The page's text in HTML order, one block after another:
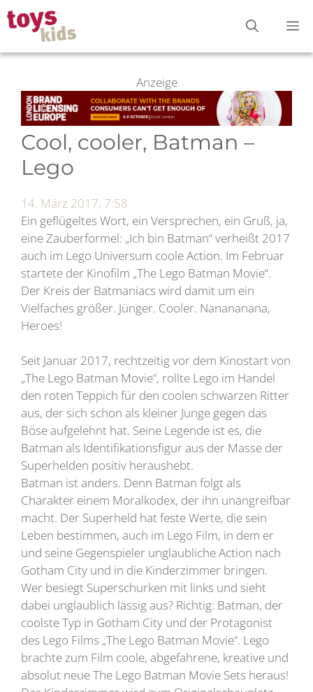
Zum
Inhalt
springen
Anzeige
Cool, cooler, Batman –
Lego
14. März 2017, 7:58
Ein geflügeltes Wort, ein Versprechen, ein Gruß, ja,
eine Zauberformel: „Ich bin Batman“ verheißt 2017
auch im Lego Universum coole Action. Im Februar
startete der Kinofilm „The Lego Batman Movie“.
Der Kreis der Batmaniacs wird damit um ein
Vielfaches größer. Jünger. Cooler. Nanananana,
Heroes!
Seit Januar 2017, rechtzeitig vor dem Kinostart von
„The Lego Batman Movie“, rollte Lego im Handel
den roten Teppich für den coolen schwarzen Ritter
aus, der sich schon als kleiner Junge gegen das
Böse aufgelehnt hat. Seine Legende ist es, die
Batman als Identifikationsfigur aus der Masse der
Superhelden positiv heraushebt.
Batman ist anders. Denn Batman folgt als
Charakter einem Moralkodex, der ihn unangreifbar
macht. Der Superheld hat feste Werte, die sein
Leben bestimmen, auch im Lego Film, in dem er
und seine Gegenspieler unglaubliche Action nach
Gotham City und in die Kinderzimmer bringen.
Wer besiegt Superschurken mit links und sieht
dabei unglaublich lässig aus? Richtig: Batman, der
coolste Typ in Gotham City und der Protagonist
des Lego Films „The Lego Batman Movie“. Lego
brachte zum Film coole, abgefahrene, kreative und
absolut neue The Lego Batman Movie Sets heraus!